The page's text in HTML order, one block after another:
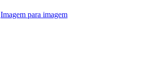
Imagem para imagem